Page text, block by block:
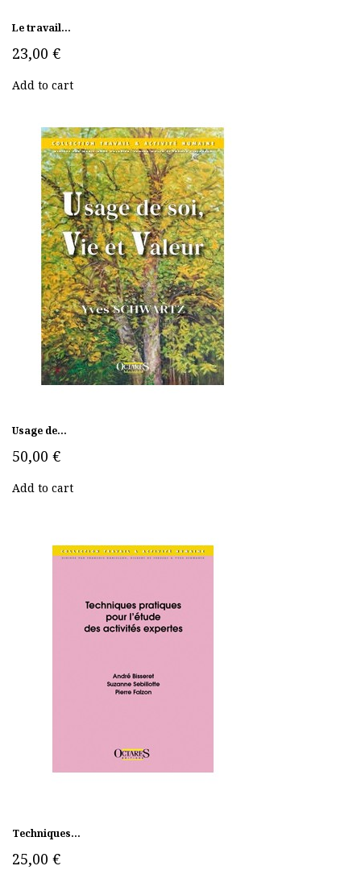
Le travail...
23,00 €
Add to cart
Usage de...
50,00 €
Add to cart
Techniques...
25,00 €